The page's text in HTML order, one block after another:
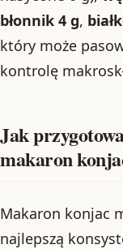
błonnik 4 g,
który może
kontrolę
Jak
makaron
Makaron konjac
najlepszą